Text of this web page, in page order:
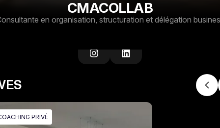
CMACOLLAB
en organisation, structuration et délégation
PRIVÉ